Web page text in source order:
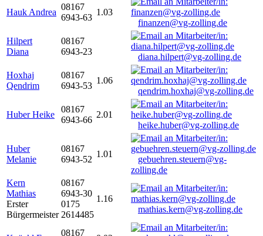
Hauk Andrea
08167
6943-63
1.03
finanzen@vg-zolling.de
Hilpert
Diana
08167
6943-23
diana.hilpert@vg-zolling.de
Hoxhaj
Qendrim
08167
6943-53
1.06
qendrim.hoxhaj@vg-zolling.de
Huber Heike
08167
6943-66
2.01
heike.huber@vg-zolling.de
Huber
Melanie
08167
6943-52
1.01
gebuehren.steuern@vg-
zolling.de
Kern
Mathias
Erster
Bürgermeister
08167
6943-30
0175
2614485
1.16
mathias.kern@vg-zolling.de
08167